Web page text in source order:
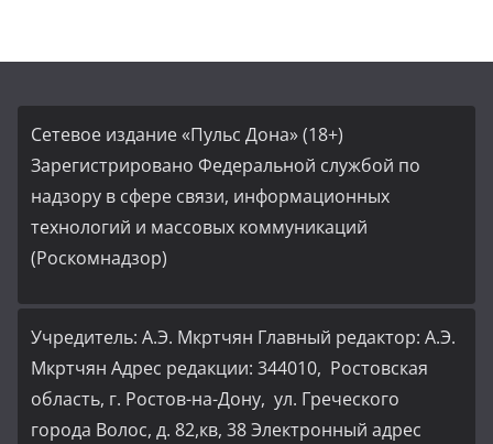
Сетевое издание «Пульс Дона» (18+)
Зарегистрировано Федеральной службой по
надзору в сфере связи, информационных
технологий и массовых коммуникаций
(Роскомнадзор)
Учредитель: А.Э. Мкртчян Главный редактор: А.Э.
Мкртчян Адрес редакции: 344010, Ростовская
область, г. Ростов-на-Дону, ул. Греческого
города Волос, д. 82,кв, 38 Электронный адрес